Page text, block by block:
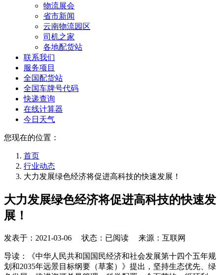
物流展会
省市新闻
云南物流园区
司机之家
各地配货站
联系我们
服务项目
全国配货站
全国车牌号代码
快递查询
在线计算器
今日天气
您现在的位置：
首页
行业动态
大力发展绿色经济将促进高科技的快速发展！
大力发展绿色经济将促进高科技的快速发
展！
发表于： 2021-03-06 状态：已阅读 来源：互联网
导读：《中华人民共和国国民经济和社会发展第十四个五年规
划和2035年远景目标纲要（草案）》提出，坚持生态优先、绿